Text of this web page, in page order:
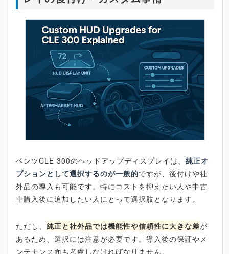
ベンツCLE 300のヘッドアップディスプレイは、 純正オ
プションとして選択するのが一般的ですが、後付けや社
外品の導入も可能です。特にコストを抑えたい人や中古
車購入後に追加したい人にとって選択肢となります。
ただし、 純正と社外品では機能性や信頼性に大きな差が
あるため、選択には注意が必要です。導入後の保証やメ
ンテナンス面も考慮しなければなりません。